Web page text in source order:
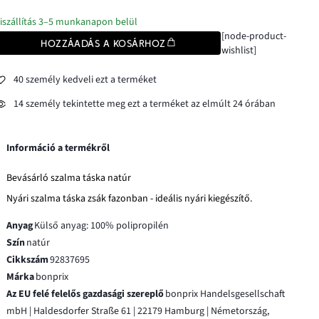
3–5 munkanapon belül
HOZZÁADÁS A KOSÁRHOZ
[node-product-
wishlist]
40 személy kedveli ezt a terméket
14 személy tekintette meg ezt a terméket az elmúlt 24 órában
Információ a termékről
Bevásárló szalma táska natúr
Nyári szalma táska zsák fazonban - ideális nyári kiegészítő.
AnyagKülső anyag: 100% polipropilén
Színnatúr
Cikkszám92837695
Márkabonprix
Az EU felé felelős gazdasági szereplőbonprix Handelsgesellschaft
mbH | Haldesdorfer Straße 61 | 22179 Hamburg | Németország,